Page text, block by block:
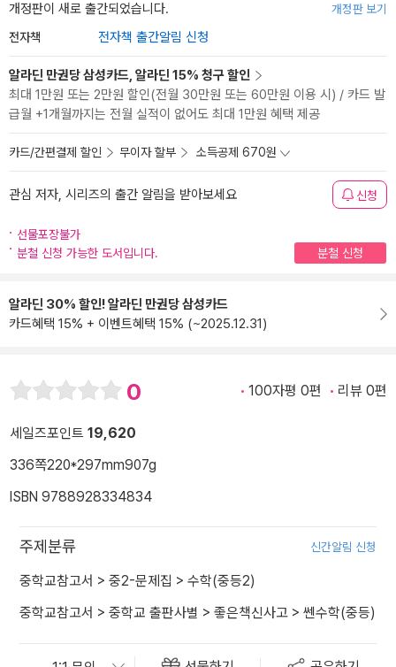
개정판이 새로 출간되었습니다. 개정판 보기
전자책 전자책 출간알림 신청
알라딘 만권당 삼성카드, 알라딘 15% 청구 할인
최대 1만원 또는 2만원 할인(전월 30만원 또는 60만원 이용 시) / 카드 발
급월 +1개월까지는 전월 실적이 없어도 최대 1만원 혜택 제공
카드/간편결제 할인 무이자 할부 소득공제 670원
관심 저자, 시리즈의 출간 알림을 받아보세요 신청
선물포장불가
분철 신청 가능한 도서입니다.
분철 신청
알라딘 30% 할인! 알라딘 만권당 삼성카드
카드혜택 15% + 이벤트혜택 15% (~2025.12.31)
0 100자평 0편 리뷰 0편
세일즈포인트 19,620
336쪽220*297mm907g
ISBN 9788928334834
주제분류 신간알림 신청
중학교참고서 > 중2-문제집 > 수학(중등2)
중학교참고서 > 중학교 출판사별 > 좋은책신사고 > 쎈수학(중등)